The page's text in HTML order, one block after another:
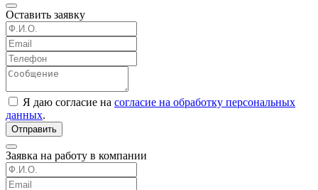
Оставить заявку
Я даю согласие на согласие на обработку персональных
данных.
Отправить
Заявка на работу в компании